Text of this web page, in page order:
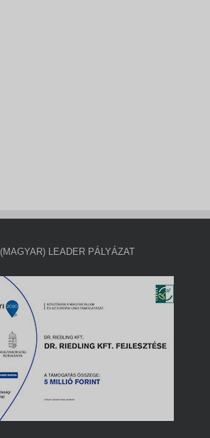
(MAGYAR) LEADER PÁLYÁZAT